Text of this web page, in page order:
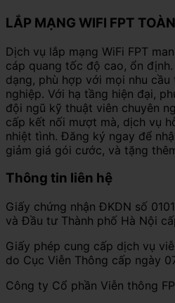
LẮP MẠNG WIFI FPT
Dịch vụ lắp mạng WiFi FPT
cáp quang tốc độ cao, ổn
dạng, phù hợp với mọi nhu
nghiệp. Với hạ tầng hiện đại,
đội ngũ kỹ thuật viên chuyên
cấp kết nối mượt mà, dịch vụ
nhiệt tình. Đăng ký ngay để
giảm giá gói cước, và tặng
Thông tin liên hệ
Giấy chứng nhận ĐKDN số
và Đầu tư Thành phố Hà Nội
Giấy phép cung cấp dịch vụ
do Cục Viễn Thông cấp ngày
Công ty Cổ phần Viễn thông